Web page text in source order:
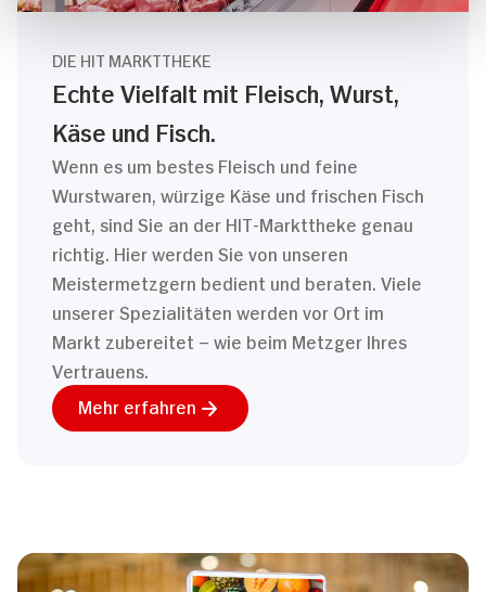
DIE HIT MARKTTHEKE
Echte Vielfalt mit Fleisch, Wurst,
Käse und Fisch.
Wenn es um bestes Fleisch und feine
Wurstwaren, würzige Käse und frischen Fisch
geht, sind Sie an der HIT-Markttheke genau
richtig. Hier werden Sie von unseren
Meistermetzgern bedient und beraten. Viele
unserer Spezialitäten werden vor Ort im
Markt zubereitet – wie beim Metzger Ihres
Vertrauens.
Mehr erfahren